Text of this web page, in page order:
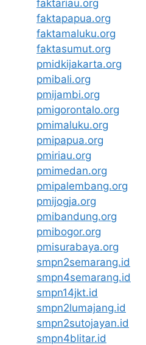
faktariau.org
faktapapua.org
faktamaluku.org
faktasumut.org
pmidkijakarta.org
pmibali.org
pmijambi.org
pmigorontalo.org
pmimaluku.org
pmipapua.org
pmiriau.org
pmimedan.org
pmipalembang.org
pmijogja.org
pmibandung.org
pmibogor.org
pmisurabaya.org
smpn2semarang.id
smpn4semarang.id
smpn14jkt.id
smpn2lumajang.id
smpn2sutojayan.id
smpn4blitar.id